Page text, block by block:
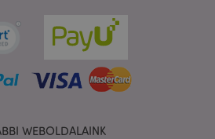
WEBOLDALAINK
Adobe Inc.
www.puckator.hu